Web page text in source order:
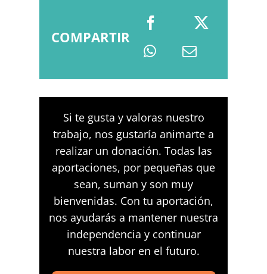
COMPARTIR
Si te gusta y valoras nuestro
trabajo, nos gustaría animarte a
realizar un donación. Todas las
aportaciones, por pequeñas que
sean, suman y son muy
bienvenidas. Con tu aportación,
nos ayudarás a mantener nuestra
independencia y continuar
nuestra labor en el futuro.